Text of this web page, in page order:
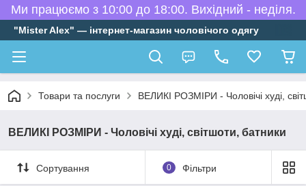
Ми працюємо з 10:00 до 18:00. Вихідний - неділя.
"Mister Alex" — інтернет-магазин чоловічого одягу
Товари та послуги ВЕЛИКІ РОЗМІРИ - Чоловічі худі,
ВЕЛИКІ РОЗМІРИ - Чоловічі худі, світшоти, батники
Сортування 0 Фільтри